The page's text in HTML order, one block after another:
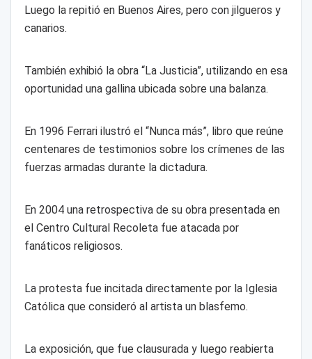
Luego la repitió en Buenos Aires, pero con jilgueros y
canarios.
También exhibió la obra “La Justicia”, utilizando en esa
oportunidad una gallina ubicada sobre una balanza.
En 1996 Ferrari ilustró el “Nunca más”, libro que reúne
centenares de testimonios sobre los crímenes de las
fuerzas armadas durante la dictadura.
En 2004 una retrospectiva de su obra presentada en
el Centro Cultural Recoleta fue atacada por
fanáticos religiosos.
La protesta fue incitada directamente por la Iglesia
Católica que consideró al artista un blasfemo.
La exposición, que fue clausurada y luego reabierta